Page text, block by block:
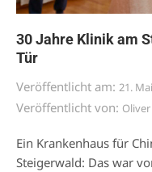
30 Jahre Klinik am
Tür
Veröffentlicht am: 21.
Veröffentlicht von:
Ein Krankenhaus für
Steigerwald: Das war